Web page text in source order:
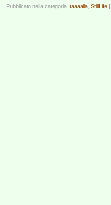
Pubblicato nella categoria Itaaaalia StillLife |